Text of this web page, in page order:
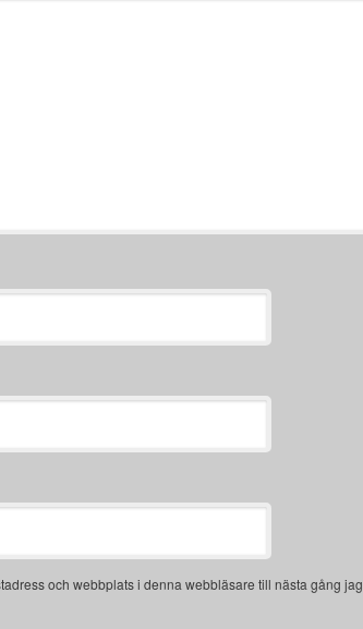
och webbplats i denna webbläsare till nästa gång jag